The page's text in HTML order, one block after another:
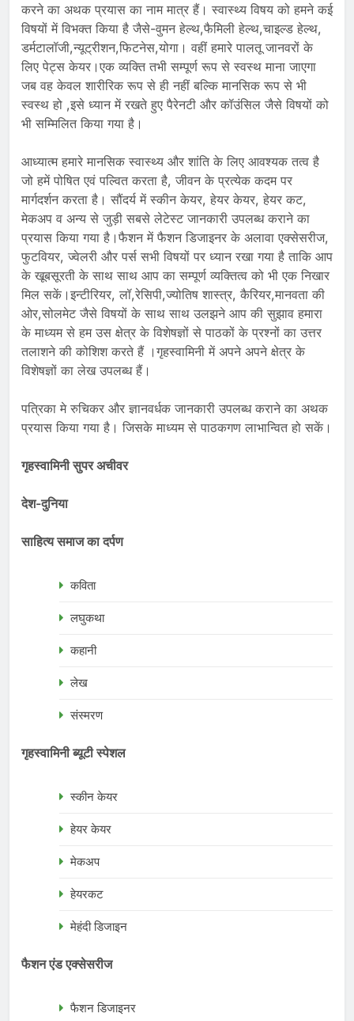
करने का अथक प्रयास का नाम मात्र हैं। स्वास्थ्य विषय को हमने कई
विषयों में विभक्त किया है जैसे-वुमन हेल्थ,फैमिली हेल्थ,चाइल्ड हेल्थ,
डर्मटालॉजी,न्यूट्रीशन,फिटनेस,योगा। वहीं हमारे पालतू जानवरों के
लिए पेट्स केयर।एक व्यक्ति तभी सम्पूर्ण रूप से स्वस्थ माना जाएगा
जब वह केवल शारीरिक रूप से ही नहीं बल्कि मानसिक रूप से भी
स्वस्थ हो ,इसे ध्यान में रखते हुए पैरेनटी और कॉउंसिल जैसे विषयों को
भी सम्मिलित किया गया है।
आध्यात्म हमारे मानसिक स्वास्थ्य और शांति के लिए आवश्यक तत्व है
जो हमें पोषित एवं पल्वित करता है, जीवन के प्रत्येक कदम पर
मार्गदर्शन करता है। सौंदर्य में स्कीन केयर, हेयर केयर, हेयर कट,
मेकअप व अन्य से जुड़ी सबसे लेटेस्ट जानकारी उपलब्ध कराने का
प्रयास किया गया है।फैशन में फैशन डिजाइनर के अलावा एक्सेसरीज,
फुटवियर, ज्वेलरी और पर्स सभी विषयों पर ध्यान रखा गया है ताकि आप
के खूबसूरती के साथ साथ आप का सम्पूर्ण व्यक्तित्व को भी एक निखार
मिल सकें।इन्टीरियर, लॉ,रेसिपी,ज्योतिष शास्त्र, कैरियर,मानवता की
ओर,सोलमेट जैसे विषयों के साथ साथ उलझने आप की सुझाव हमारा
के माध्यम से हम उस क्षेत्र के विशेषज्ञों से पाठकों के प्रश्नों का उत्तर
तलाशने की कोशिश करते हैं ।गृहस्वामिनी में अपने अपने क्षेत्र के
विशेषज्ञों का लेख उपलब्ध हैं।
पत्रिका मे रुचिकर और ज्ञानवर्धक जानकारी उपलब्ध कराने का अथक
प्रयास किया गया है। जिसके माध्यम से पाठकगण लाभान्वित हो सकें।
गृहस्वामिनी सुपर अचीवर
देश-दुनिया
साहित्य समाज का दर्पण
कविता
लघुकथा
कहानी
लेख
संस्मरण
गृहस्वामिनी ब्यूटी स्पेशल
स्कीन केयर
हेयर केयर
मेकअप
हेयरकट
मेहंदी डिजाइन
फैशन एंड एक्सेसरीज
फैशन डिजाइनर